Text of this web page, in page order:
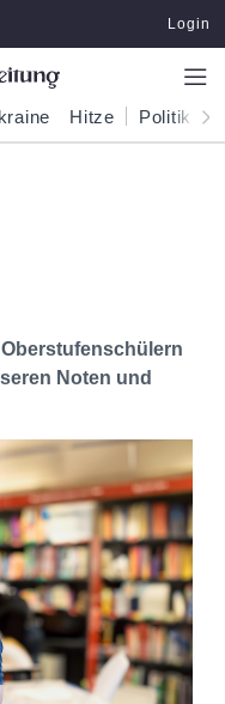
Login
Hitze Politik
Noten und